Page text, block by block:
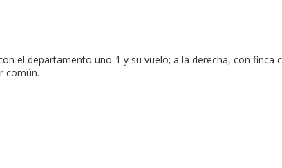
el departamento uno-1 y su vuelo; a la derecha, con finca
común.